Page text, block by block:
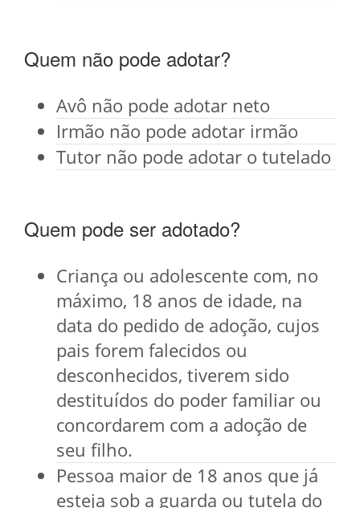
Quem não pode adotar?
Avô não pode adotar neto
Irmão não pode adotar irmão
Tutor não pode adotar o tutelado
Quem pode ser adotado?
Criança ou adolescente com, no
máximo, 18 anos de idade, na
data do pedido de adoção, cujos
pais forem falecidos ou
desconhecidos, tiverem sido
destituídos do poder familiar ou
concordarem com a adoção de
seu filho.
Pessoa maior de 18 anos que já
esteja sob a guarda ou tutela do